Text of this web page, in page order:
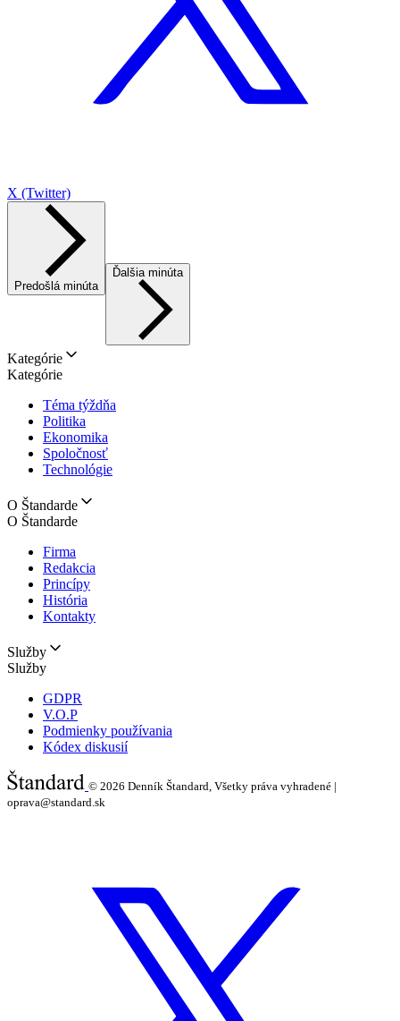
X (Twitter)
Predošlá minúta
Ďalšia minúta
Kategórie
Kategórie
Téma týždňa
Politika
Ekonomika
Spoločnosť
Technológie
O Štandarde
O Štandarde
Firma
Redakcia
Princípy
História
Kontakty
Služby
Služby
GDPR
V.O.P
Podmienky používania
Kódex diskusií
© 2026 Denník Štandard, Všetky práva vyhradené |
oprava@standard.sk